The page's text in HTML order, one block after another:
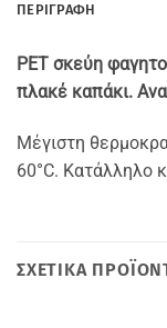
ΠΕΡΙΓΡΑΦΉ
PET σκεύη
πλακέ καπάκι.
Μέγιστη
60°C. Κατάλληλο
ΣΧΕΤΙΚΆ